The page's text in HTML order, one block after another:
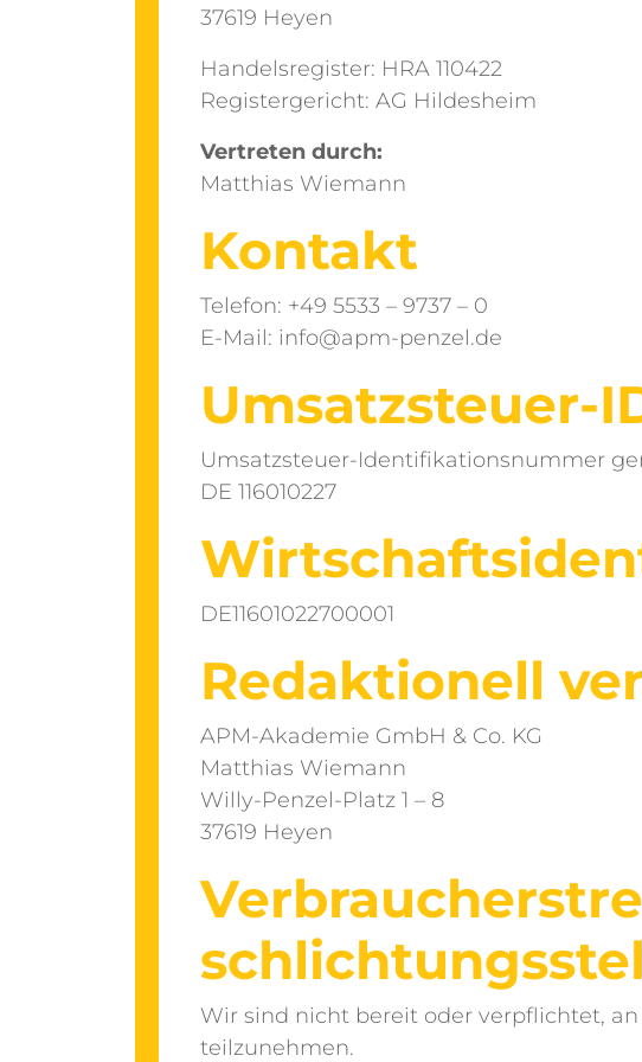
37619 Heyen
Handelsregister: HRA 110422
Registergericht: AG Hildesheim
Vertreten durch:
Matthias Wiemann
Kontakt
Telefon: +49 5533 – 9737 – 0
E-Mail: info@apm-penzel.de
Umsatzsteuer-
Umsatzsteuer-Identifikationsnummer
DE 116010227
DE11601022700001
Redaktionell
APM-Akademie GmbH & Co. KG
Matthias Wiemann
Willy-Penzel-Platz 1 – 8
37619 Heyen
Wir sind nicht bereit oder verpflichtet,
teilzunehmen.